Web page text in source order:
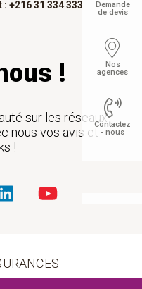
+216 31 334 333
!
sur les réseaux
nous vos avis et
!
Demande
de devis
Nos
agences
Contactez
- nous